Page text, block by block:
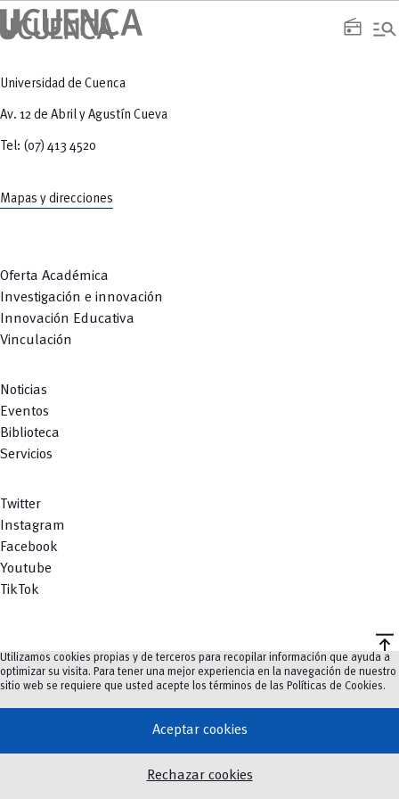
radio manage_search
Universidad de Cuenca
Av. 12 de Abril y Agustín Cueva
Tel: (07) 413 4520
Mapas y direcciones
Oferta Académica
Investigación e innovación
Innovación Educativa
Vinculación
Noticias
Eventos
Biblioteca
Servicios
Twitter
Instagram
Facebook
Youtube
TikTok
vertical_align_top
©2023-2026UCuenca.
Utilizamos cookies propias y de terceros para recopilar información que ayuda a
optimizar su visita. Para tener una mejor experiencia en la navegación de nuestro
sitio web se requiere que usted acepte los términos de las Políticas de Cookies.
Aceptar cookies
Rechazar cookies